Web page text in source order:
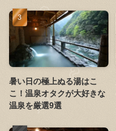
暑い日の極上ぬる湯はこ
こ！温泉オタクが大好きな
温泉を厳選9選